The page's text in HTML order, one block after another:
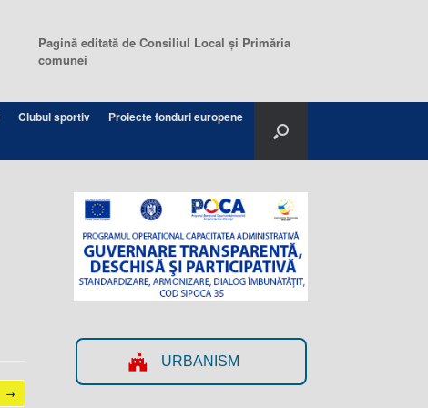
Pagină editată de Consiliul Local şi Primăria
comunei
Clubul sportiv
Proiecte fonduri europene
→
URBANISM